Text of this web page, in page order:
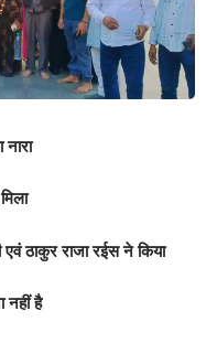
ठाकुर राजा रईस ने किया
है